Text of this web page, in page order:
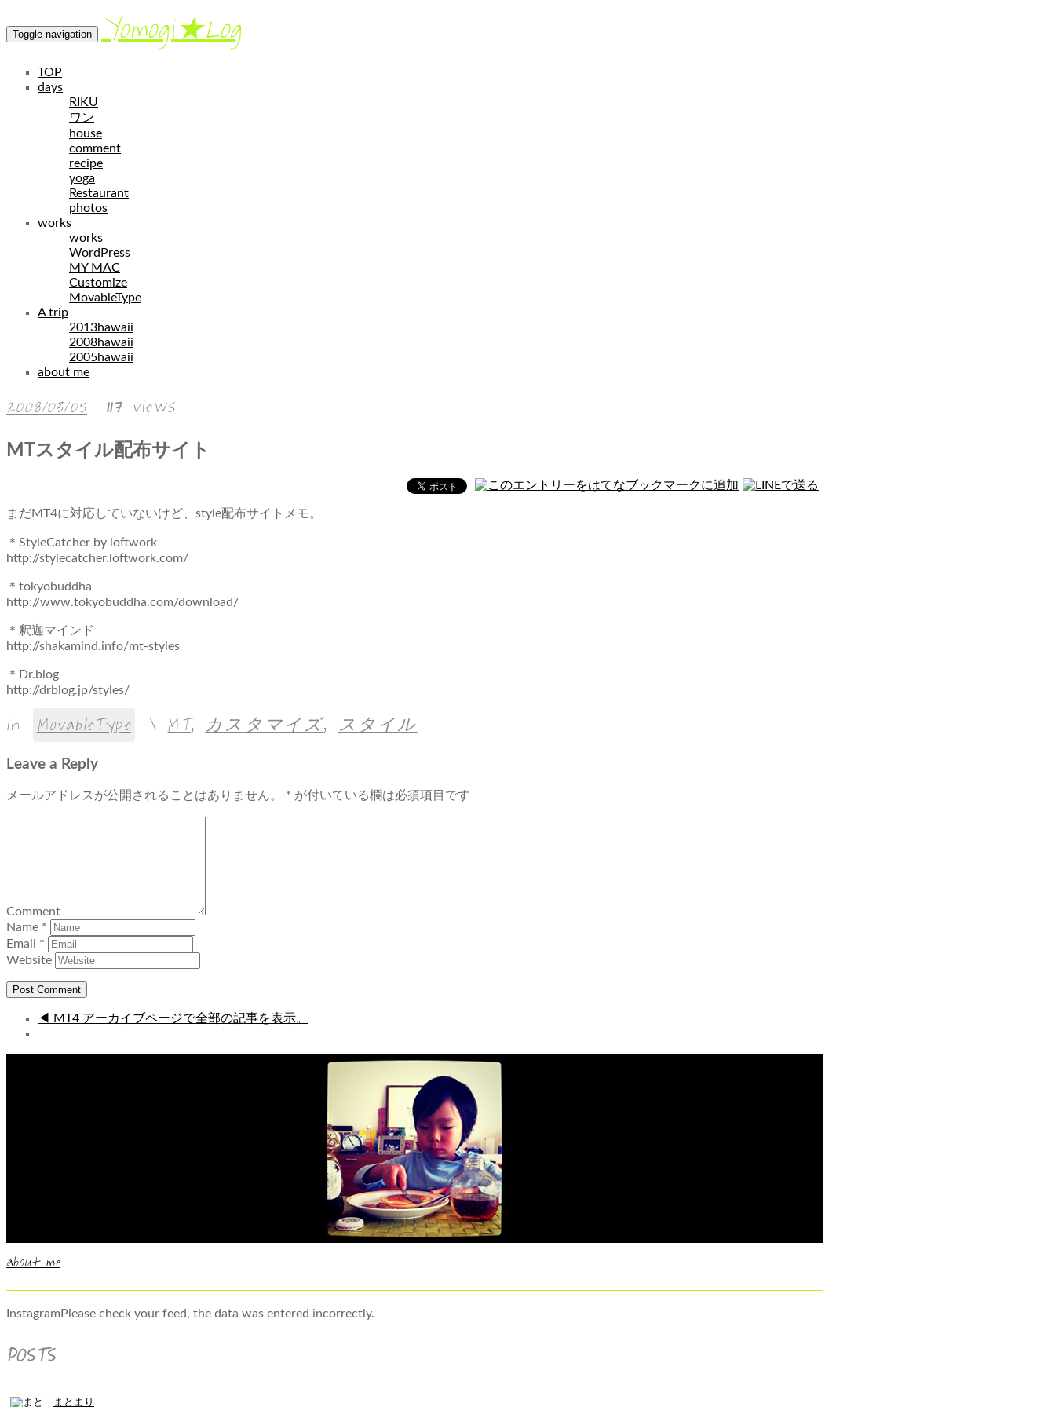
Toggle navigation Yomogi★Log
TOP
days
RIKU
ワン
house
comment
recipe
yoga
Restaurant
photos
works
works
WordPress
MY MAC
Customize
MovableType
A trip
2013hawaii
2008hawaii
2005hawaii
about me
2008/03/05 117views
MTスタイル配布サイト
まだMT4に対応していないけど、style配布サイトメモ。
＊StyleCatcher by loftwork
http://stylecatcher.loftwork.com/
＊tokyobuddha
http://www.tokyobuddha.com/download/
＊釈迦マインド
http://shakamind.info/mt-styles
＊Dr.blog
http://drblog.jp/styles/
In MovableType \MT,カスタマイズ, スタイル
Leave a Reply
メールアドレスが公開されることはありません。 * が付いている欄は必須項目です
Comment
Name *
Email *
Website
◀ MT4 アーカイブページで全部の記事を表示。
about me
InstagramPlease check your feed, the data was entered incorrectly.
POSTS
まとまり